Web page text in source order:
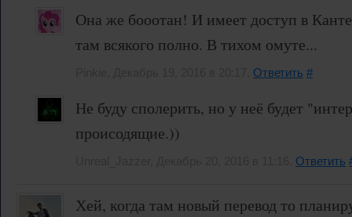
Она же бооотан! И имеет доступ в
там всякого полно. В тихом омуте...
Ответить #
Не буду сполерить, но у неё будет
происодящие.))
Ответить
Хей, когда там новый перевод то